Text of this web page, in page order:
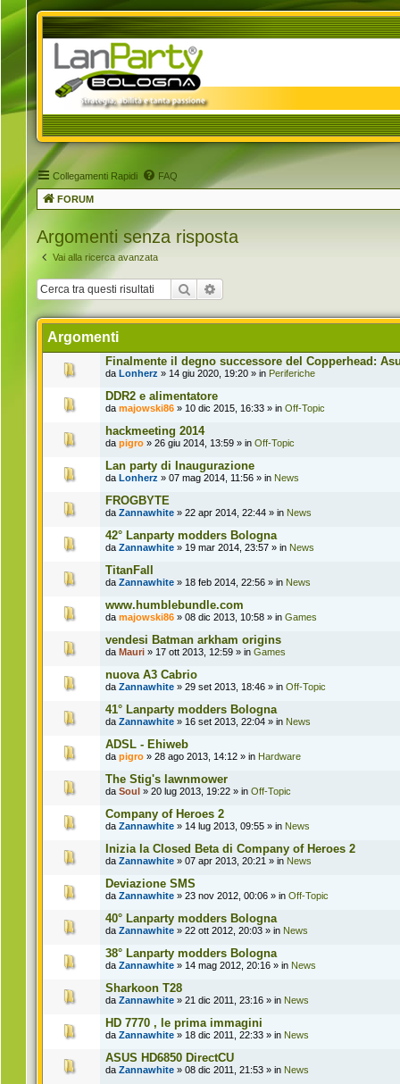
Collegamenti Rapidi FAQ
FORUM
Argomenti senza risposta
Vai alla ricerca avanzata
Cerca
Argomenti
Finalmente il degno successore del Copperhead:
da Lonherz » 14 giu 2020, 19:20 » in Periferiche
DDR2 e alimentatore
da majowski86 » 10 dic 2015, 16:33 » in Off-Topic
hackmeeting 2014
da pigro » 26 giu 2014, 13:59 » in Off-Topic
Lan party di Inaugurazione
da Lonherz » 07 mag 2014, 11:56 » in News
FROGBYTE
da Zannawhite » 22 apr 2014, 22:44 » in News
42° Lanparty modders Bologna
da Zannawhite » 19 mar 2014, 23:57 » in News
TitanFall
da Zannawhite » 18 feb 2014, 22:56 » in News
www.humblebundle.com
da majowski86 » 08 dic 2013, 10:58 » in Games
vendesi Batman arkham origins
da Mauri » 17 ott 2013, 12:59 » in Games
nuova A3 Cabrio
da Zannawhite » 29 set 2013, 18:46 » in Off-Topic
41° Lanparty modders Bologna
da Zannawhite » 16 set 2013, 22:04 » in News
ADSL - Ehiweb
da pigro » 28 ago 2013, 14:12 » in Hardware
The Stig's lawnmower
da Soul » 20 lug 2013, 19:22 » in Off-Topic
Company of Heroes 2
da Zannawhite » 14 lug 2013, 09:55 » in News
Inizia la Closed Beta di Company of Heroes 2
da Zannawhite » 07 apr 2013, 20:21 » in News
Deviazione SMS
da Zannawhite » 23 nov 2012, 00:06 » in Off-Topic
40° Lanparty modders Bologna
da Zannawhite » 22 ott 2012, 20:03 » in News
38° Lanparty modders Bologna
da Zannawhite » 14 mag 2012, 20:16 » in News
Sharkoon T28
da Zannawhite » 21 dic 2011, 23:16 » in News
HD 7770 , le prima immagini
da Zannawhite » 18 dic 2011, 22:33 » in News
ASUS HD6850 DirectCU
da Zannawhite » 08 dic 2011, 21:53 » in News